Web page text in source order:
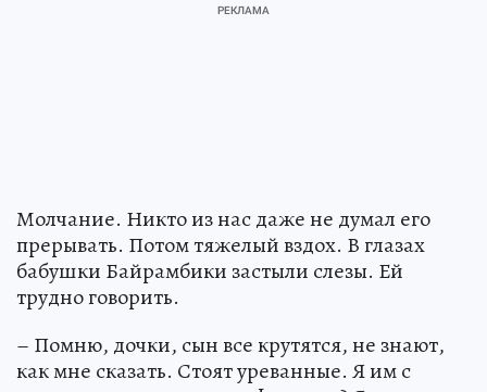
Молчание. Никто из нас даже не думал его
прерывать. Потом тяжелый вздох. В глазах
бабушки Байрамбики застыли слезы. Ей
трудно говорить.
– Помню, дочки, сын все крутятся, не знают,
как мне сказать. Стоят уреванные. Я им с